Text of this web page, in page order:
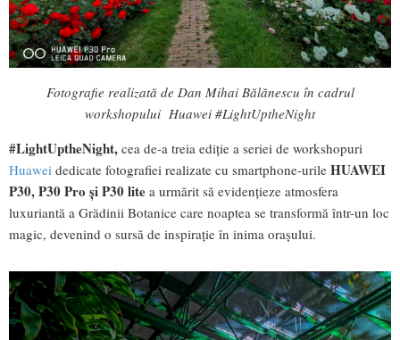
Fotografie realizată de Dan Mihai Bălănescu în cadrul
workshopului Huawei #LightUptheNight
#LightUptheNight, cea de-a treia ediție a seriei de workshopuri
Huawei dedicate fotografiei realizate cu smartphone-urile HUAWEI
P30, P30 Pro și P30 lite a urmărit să evidențieze atmosfera
luxuriantă a Grădinii Botanice care noaptea se transformă într-un loc
magic, devenind o sursă de inspirație în inima orașului.